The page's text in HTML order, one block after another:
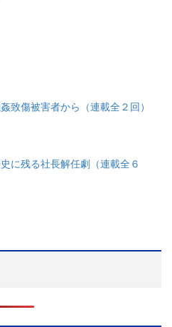
致傷被害者から（連載全２回）
に残る社長解任劇（連載全６